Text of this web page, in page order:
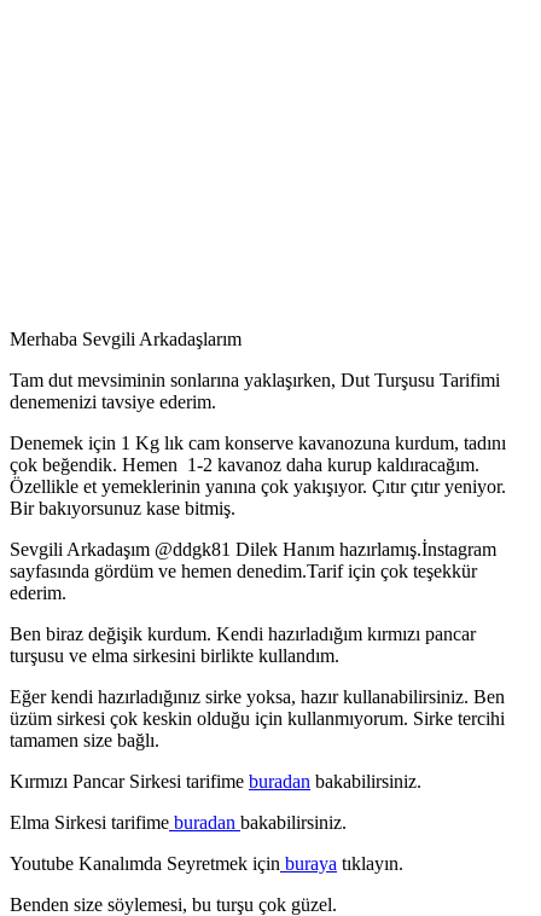
Merhaba Sevgili Arkadaşlarım
Tam dut mevsiminin sonlarına yaklaşırken, Dut Turşusu Tarifimi
denemenizi tavsiye ederim.
Denemek için 1 Kg lık cam konserve kavanozuna kurdum, tadını
çok beğendik. Hemen 1-2 kavanoz daha kurup kaldıracağım.
Özellikle et yemeklerinin yanına çok yakışıyor. Çıtır çıtır yeniyor.
Bir bakıyorsunuz kase bitmiş.
Sevgili Arkadaşım @ddgk81 Dilek Hanım hazırlamış.İnstagram
sayfasında gördüm ve hemen denedim.Tarif için çok teşekkür
ederim.
Ben biraz değişik kurdum. Kendi hazırladığım kırmızı pancar
turşusu ve elma sirkesini birlikte kullandım.
Eğer kendi hazırladığınız sirke yoksa, hazır kullanabilirsiniz. Ben
üzüm sirkesi çok keskin olduğu için kullanmıyorum. Sirke tercihi
tamamen size bağlı.
Kırmızı Pancar Sirkesi tarifime buradan bakabilirsiniz.
Elma Sirkesi tarifime buradan bakabilirsiniz.
Youtube Kanalımda Seyretmek için buraya tıklayın.
Benden size söylemesi, bu turşu çok güzel.